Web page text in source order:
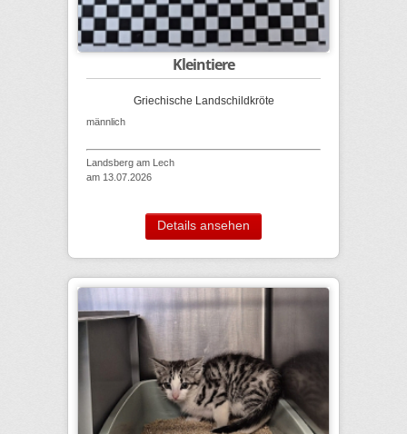
Kleintiere
Griechische Landschildkröte
männlich
Landsberg am Lech
am 13.07.2026
Details ansehen